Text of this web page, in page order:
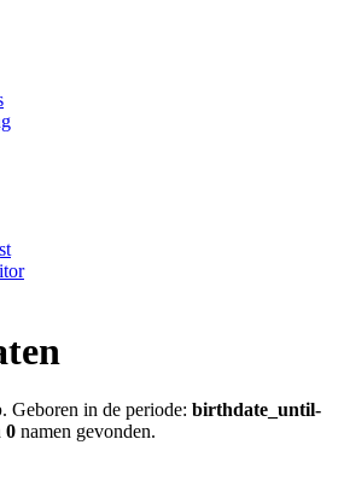
. Geboren in de periode: birthdate_until-
0 namen gevonden.